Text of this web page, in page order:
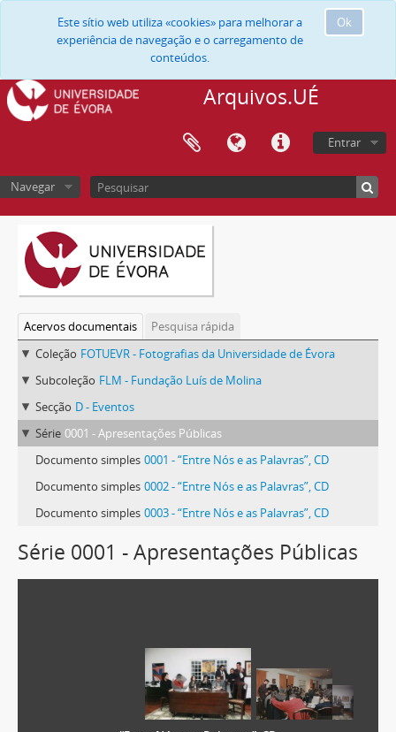
Ok
Este sítio web utiliza «cookies» para melhorar a
experiência de navegação e o carregamento de
conteúdos.
Arquivos.UÉ
Entrar
Navegar
Acervos documentais
Pesquisa rápida
Coleção FOTUEVR - Fotografias da Universidade de Évora
Subcoleção FLM - Fundação Luís de Molina
Secção D - Eventos
Série 0001 - Apresentações Públicas
Documento simples 0001 - “Entre Nós e as Palavras”, CD
Documento simples 0002 - “Entre Nós e as Palavras”, CD
Documento simples 0003 - “Entre Nós e as Palavras”, CD
Série 0001 - Apresentações Públicas